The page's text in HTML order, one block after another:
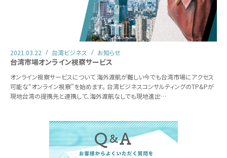
2021.03.22 台湾ビジネス お知らせ
台湾市場オンライン視察サービス
オンライン視察サービスについて 海外渡航が難しい今でも台湾市場にアクセス
可能な“オンライン視察”を始めます。 台湾ビジネスコンサルティングのTP&Pが
現地台湾の提携先と連携して、海外渡航なしでも現地進出…